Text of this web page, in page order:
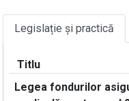
Legislație și practică
Titlu
Legea fondurilor